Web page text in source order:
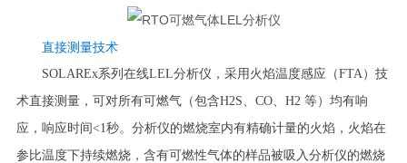
直接测量技术
SOLAREx系列在线LEL分析仪，采用火焰温度感应（FTA）技
术直接测量，可对所有可燃气（包含H2S、CO、H2 等）均有响
应， 响应时间<1秒。分析仪的燃烧室内有精确计量的火焰，火焰在
参比温度下持续燃烧，含有可燃性气体的样品被吸入分析仪的燃烧